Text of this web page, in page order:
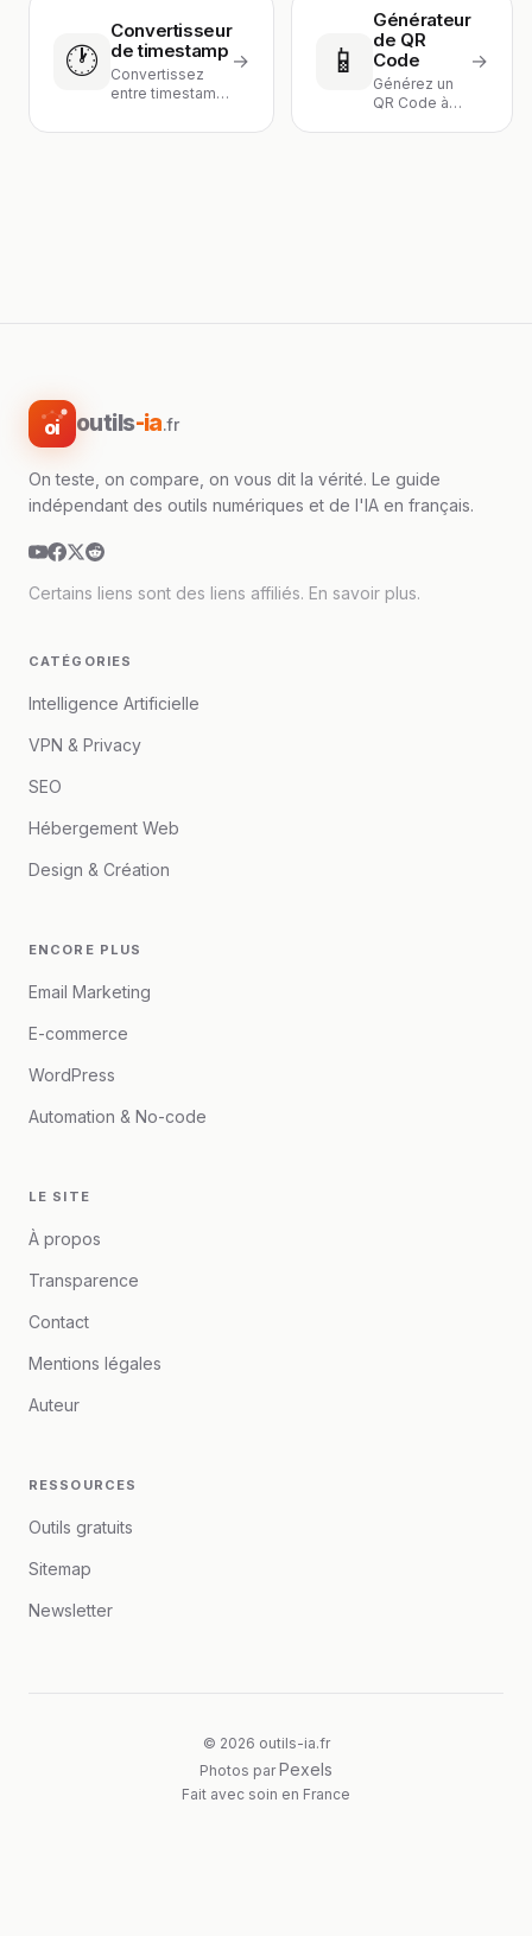
et objec
🕐
Convertisseur
de timestamp
Convertissez
entre timestamp
humaine dans
→ 📱
Générateur
de QR
Code
Générez un
QR Code à
→
oi outils-ia.fr
On teste, on compare, on vous dit la vérité. Le guide
indépendant des outils numériques et de l'IA en français.
Certains liens sont des liens affiliés. En savoir plus.
CATÉGORIES
Intelligence Artificielle
VPN & Privacy
SEO
Hébergement Web
Design & Création
ENCORE PLUS
Email Marketing
E-commerce
WordPress
Automation & No-code
LE SITE
À propos
Transparence
Contact
Mentions légales
Auteur
RESSOURCES
Outils gratuits
Sitemap
Newsletter
© 2026 outils-ia.fr
Photos parPexels
Fait avec soin en France